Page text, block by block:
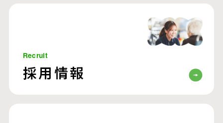
Recruit
採用情報